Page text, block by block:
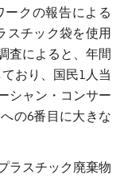
クの報告による
スチック袋を使用
査によると、年間
おり、国民1人当
シャン・コンサー
の6番目に大きな
ラスチック廃棄物